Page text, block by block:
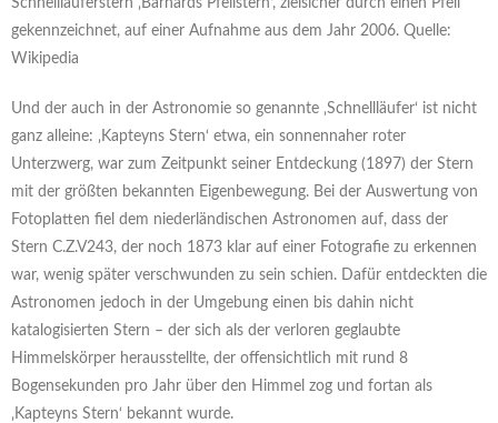
Schnellläuferstern ‚Barnards Pfeilstern‘, zielsicher durch einen Pfeil
gekennzeichnet, auf einer Aufnahme aus dem Jahr 2006. Quelle:
Wikipedia
Und der auch in der Astronomie so genannte ‚Schnellläufer‘ ist nicht
ganz alleine: ‚Kapteyns Stern‘ etwa, ein sonnennaher roter
Unterzwerg, war zum Zeitpunkt seiner Entdeckung (1897) der Stern
mit der größten bekannten Eigenbewegung. Bei der Auswertung von
Fotoplatten fiel dem niederländischen Astronomen auf, dass der
Stern C.Z.V243, der noch 1873 klar auf einer Fotografie zu erkennen
war, wenig später verschwunden zu sein schien. Dafür entdeckten die
Astronomen jedoch in der Umgebung einen bis dahin nicht
katalogisierten Stern – der sich als der verloren geglaubte
Himmelskörper herausstellte, der offensichtlich mit rund 8
Bogensekunden pro Jahr über den Himmel zog und fortan als
‚Kapteyns Stern‘ bekannt wurde.